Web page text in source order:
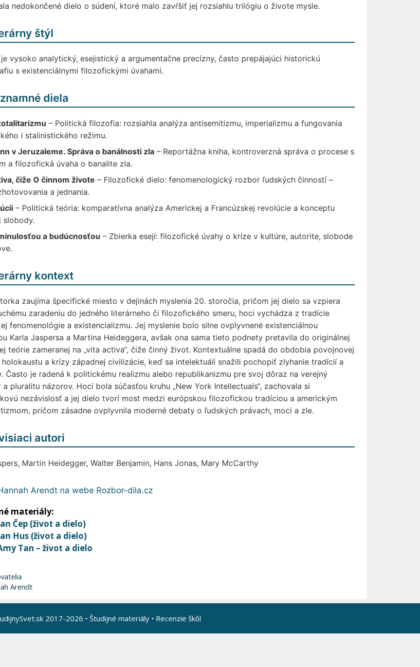
nedokončené dielo o súdení, ktoré malo zavŕšiť jej rozsiahlu trilógiu o živote mysle.
štýl
vysoko analytický, esejistický a argumentačne precízny, často prepájajúci historickú
s existenciálnymi filozofickými úvahami.
diela
– Politická filozofia: rozsiahla analýza antisemitizmu, imperializmu a fungovania
i stalinistického režimu.
v Jeruzaleme. Správa o banálnosti zla– Reportážna kniha, kontroverzná správa o procese s
a filozofická úvaha o banalite zla.
čiže O činnom živote – Filozofické dielo: fenomenologický rozbor ľudských činností –
a jednania.
– Politická teória: komparatívna analýza Americkej a Francúzskej revolúcie a konceptu
slobody.
a budúcnosťou – Zbierka esejí: filozofické úvahy o kríze v kultúre, autorite, slobode
kontext
zaujíma špecifické miesto v dejinách myslenia 20. storočia, pričom jej dielo sa vzpiera
zaradeniu do jedného literárneho či filozofického smeru, hoci vychádza z tradície
fenomenológie a existencializmu. Jej myslenie bolo silne ovplyvnené existenciálnou
Karla Jaspersa a Martina Heideggera, avšak ona sama tieto podnety pretavila do originálnej
teórie zameranej na „vita activa“, čiže činný život. Kontextuálne spadá do obdobia povojnovej
holokaustu a krízy západnej civilizácie, keď sa intelektuáli snažili pochopiť zlyhanie tradícií a
Často je radená k politickému realizmu alebo republikanizmu pre svoj dôraz na verejný
a pluralitu názorov. Hoci bola súčasťou kruhu „New York Intellectuals“, zachovala si
nezávislosť a jej dielo tvorí most medzi európskou filozofickou tradíciou a americkým
pričom zásadne ovplyvnila moderné debaty o ľudských právach, moci a zle.
autori
Martin Heidegger, Walter Benjamin, Hans Jonas, Mary McCarthy
Arendt na webe Rozbor-dila.cz
materiály:
Čep (život a dielo)
Hus (život a dielo)
Tan – život a dielo
Arendt
2017-2026 • Študijné materiály • Recenzie škôl